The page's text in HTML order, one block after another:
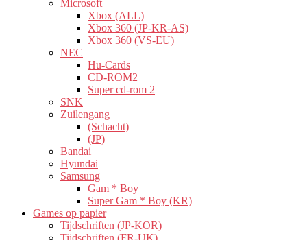
Microsoft
Xbox (ALL)
Xbox 360 (JP-KR-AS)
Xbox 360 (VS-EU)
NEC
Hu-Cards
CD-ROM2
Super cd-rom 2
SNK
Zuilengang
(Schacht)
(JP)
Bandai
Hyundai
Samsung
Gam * Boy
Super Gam * Boy (KR)
Games op papier
Tijdschriften (JP-KOR)